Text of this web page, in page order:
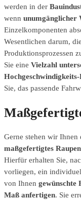
werden in der
wenn unumgänglicher
Einzelkomponenten
Wesentlichen darum,
Produktionsprozessen
Sie eine Vielzahl
Sie, das passende
Gerne stehen wir Ihnen
maßgefertigtes
Hierfür erhalten Sie,
vorliegen, ein
von Ihnen gewünschte
Maß anfertigen. Sie